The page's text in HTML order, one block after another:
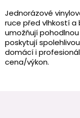
Jednorázové
ruce před vlhkostí
umožňují
poskytují
domácí i
cena/výkon.